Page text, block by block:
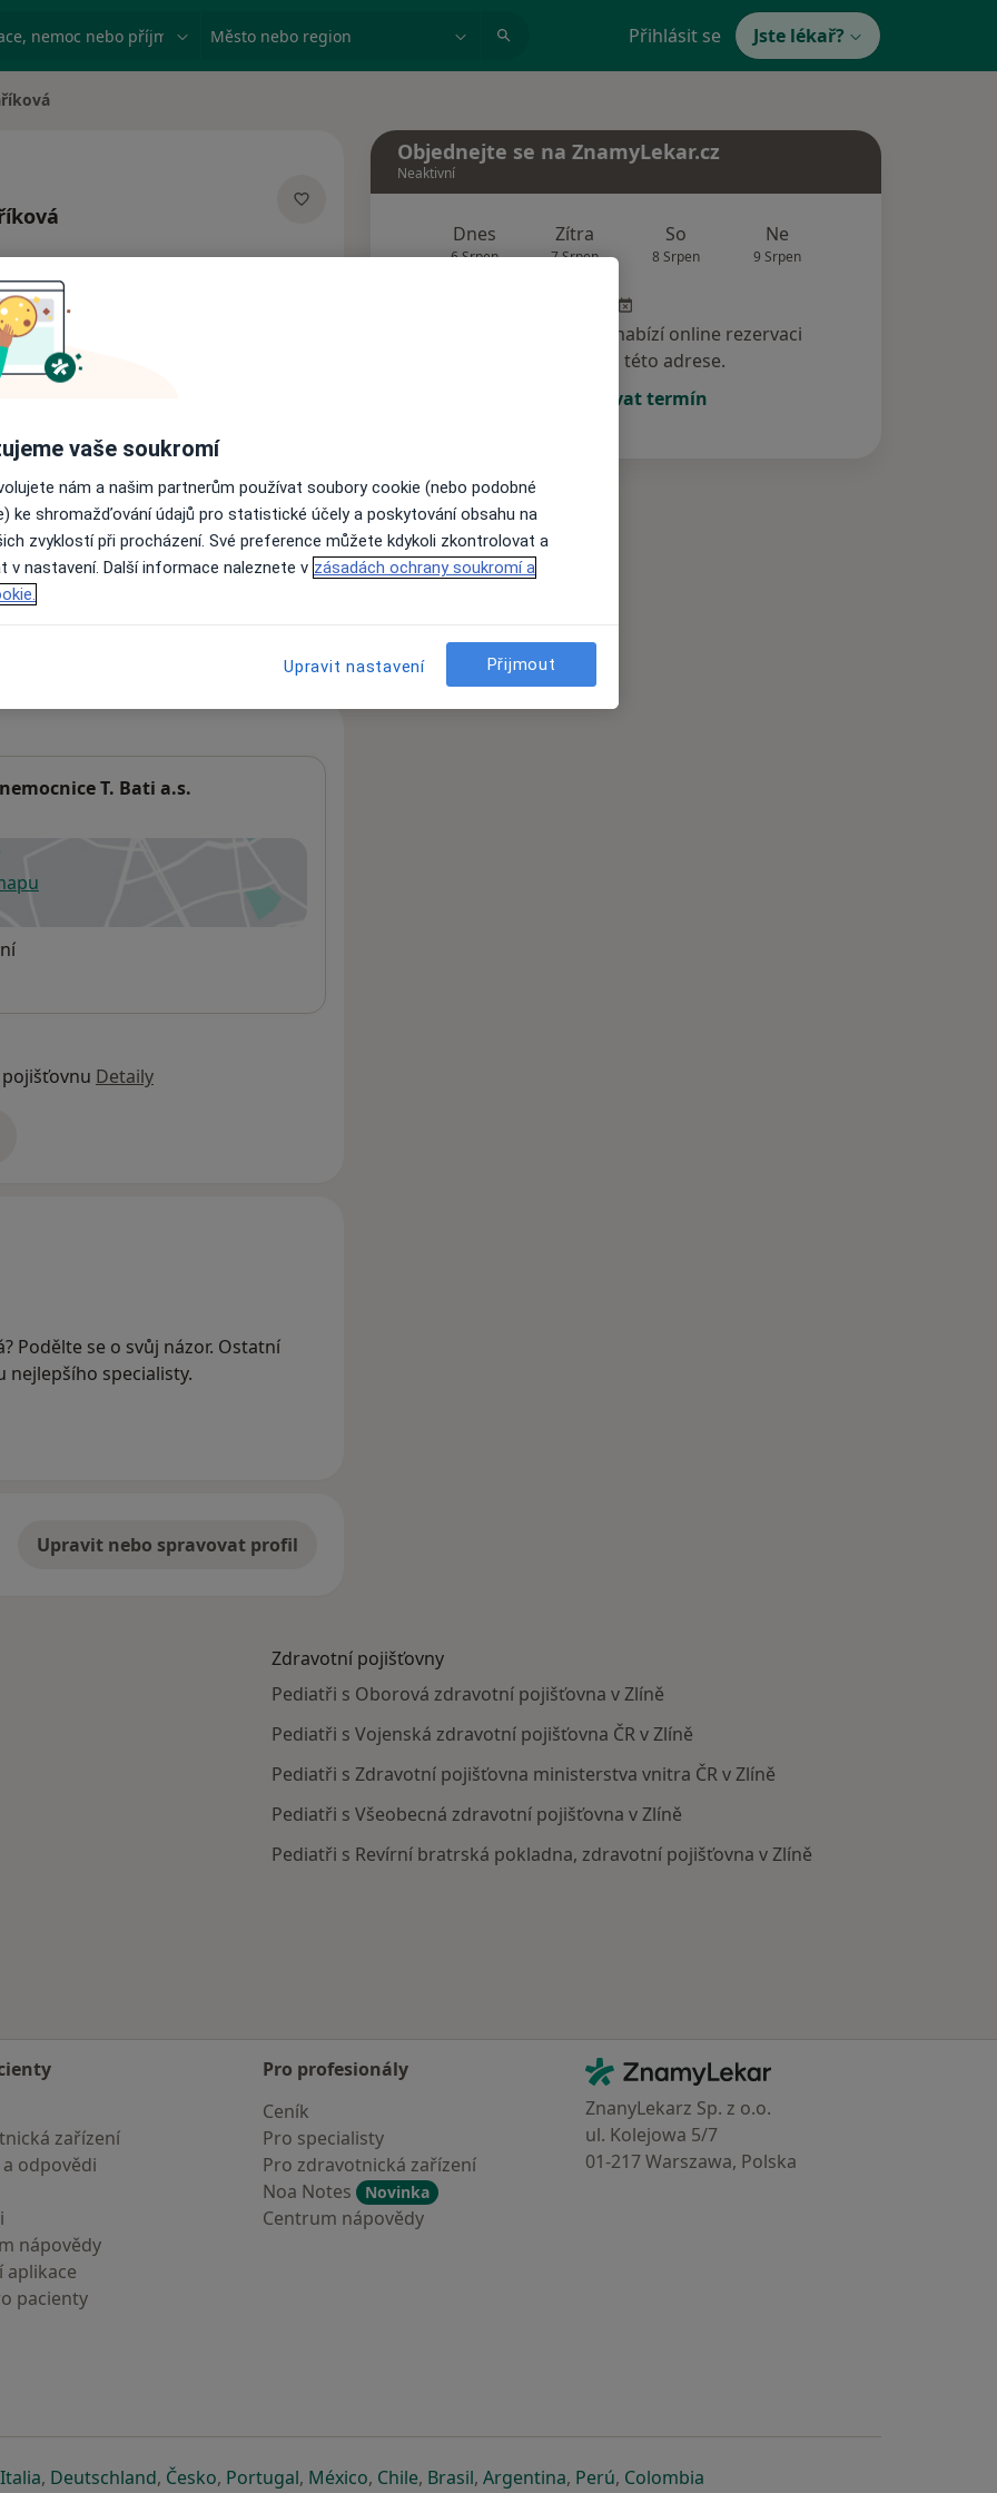
nemoc nebo příjmení Město nebo region Přihlásit se Jste lékař?
Rezervovat termín
Názory pacientů
nejsou k dispozici
informace o svých službách.
T. Bati a.s.
v nové záložce
Detaily
Podělte se o svůj názor. Ostatní
nejlepšího specialisty.
Upravit nebo spravovat profil
Objednejte se na ZnamyLekar.cz
Neaktivní
Dnes
6 Srpen
Zítra
7 Srpen
So
8 Srpen
Ne
9 Srpen
Tento specialista nenabízí online rezervaci
termínu na této adrese.
Rezervovat termín
Zdravotní pojišťovny
Pediatři s Oborová zdravotní pojišťovna v Zlíně
Pediatři s Vojenská zdravotní pojišťovna ČR v Zlíně
Pediatři s Zdravotní pojišťovna ministerstva vnitra ČR v Zlíně
Pediatři s Všeobecná zdravotní pojišťovna v Zlíně
Pediatři s Revírní bratrská pokladna, zdravotní pojišťovna v Zlíně
zařízení
odpovědi
nápovědy
aplikace
pacienty
Pro profesionály
Ceník
Pro specialisty
Pro zdravotnická zařízení
Noa Notes
Novinka
Centrum nápovědy
Kontakt
ZnamyLekar - Hlavní stránka
ZnanyLekarz Sp. z o.o.
ul. Kolejowa 5/7
01-217 Warszawa, Polska
nové záložce
otevře v nové záložce
Italiase otevře v nové záložce
, Deutschlandse otevře v nové záložce
, Českose otevře v nové záložce
, Portugalse otevře v nové záložce
, Méxicose otevře v nové záložce
, Chilese otevře v nové záložce
, Brasilse otevře v nové záložce
, Argentinase otevře v nové záložce
, Perúse otevře v nové záložce
, Colombiase otevře v nové záložce
vaše soukromí
nám a našim partnerům používat soubory cookie (nebo podobné
ke shromažďování údajů pro statistické účely a poskytování obsahu na
zvyklostí při procházení. Své preference můžete kdykoli zkontrolovat a
v nastavení. Další informace naleznete v zásadách ochrany soukromí a
Upravit nastavení Přijmout